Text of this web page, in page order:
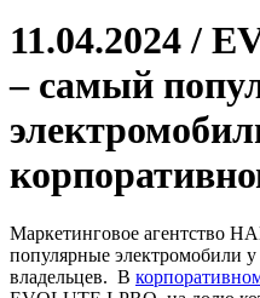
11.04.2024 /
– самый
Маркетинговое агентство
популярные электромобили
владельцев. В